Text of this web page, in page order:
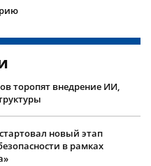
торопят внедрение ИИ,
новый этап
в рамках